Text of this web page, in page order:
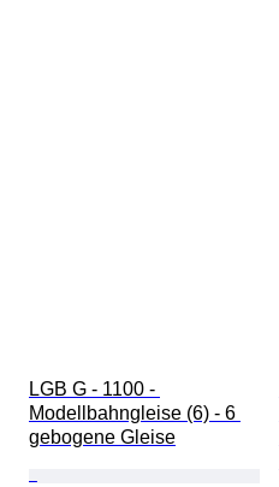
LGB G - 1100 -
Modellbahngleise (6) - 6
gebogene Gleise